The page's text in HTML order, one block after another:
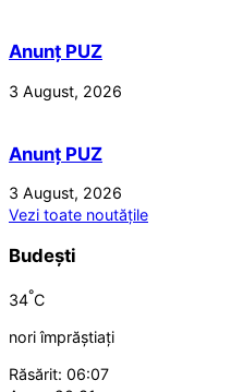
Anunț PUZ
3 August, 2026
Anunț PUZ
3 August, 2026
Vezi toate noutățile
Budești
34°C
nori împrăștiați
Răsărit: 06:07